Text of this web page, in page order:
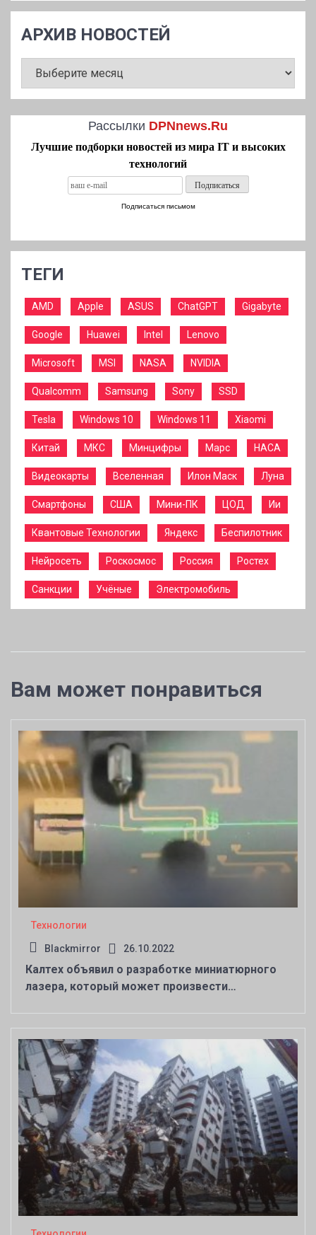
АРХИВ НОВОСТЕЙ
НОВОСТЕЙ
Рассылки DPNnews.Ru
Лучшие подборки новостей из мира IT и высоких
технологий
Подписаться письмом
ТЕГИ
AMD Apple ASUS ChatGPT Gigabyte
Google Huawei Intel Lenovo
Microsoft MSI NASA NVIDIA
Qualcomm Samsung Sony SSD
Tesla Windows 10 Windows 11 Xiaomi
Китай МКС Минцифры Марс НАСА
Видеокарты Вселенная Илон Маск Луна
Смартфоны США Мини-ПК ЦОД Ии
Квантовые Технологии Яндекс Беспилотник
Нейросеть Роскосмос Россия Ростех
Санкции Учёные Электромобиль
Вам может понравиться
Технологии
Blackmirror 26.10.2022
Калтех объявил о разработке миниатюрного
лазера, который может произвести